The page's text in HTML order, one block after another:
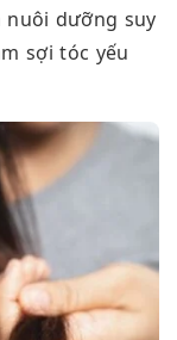
nuôi dưỡng suy
sợi tóc yếu